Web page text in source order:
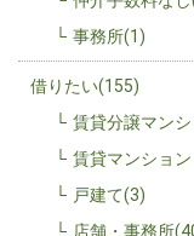
事務所(1)
借りたい(155)
賃貸分譲マン
賃貸マンショ
戸建て(3)
店舗・事務所